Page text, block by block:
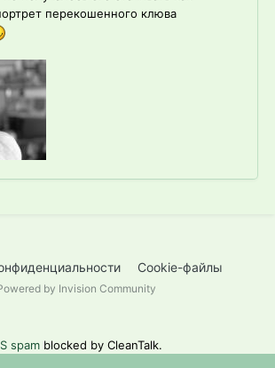
перекошенного клюва
Cookie-файлы
by Invision Community
spam blocked by CleanTalk.